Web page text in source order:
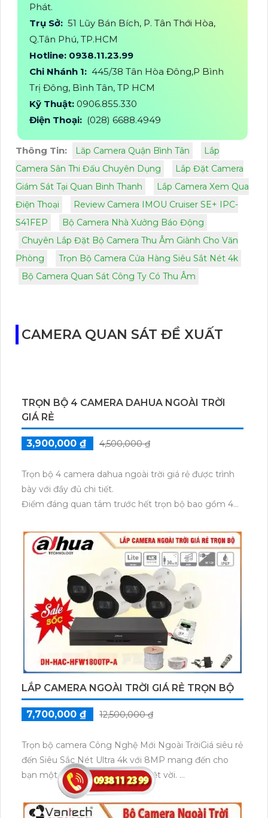
Phát.
Trụ Sở: 51 Lũy Bán Bích, P. Tân Thới Hòa,
Q.Tân Phú, TP.HCM
Hotline: 0938.11.23.99
Chi Nhánh 1: 445/38 Tân Hòa Đông,P Bình
Trị Đông, Bình Tân, TP HCM
Kỹ Thuật: 0906.855.330
Điện Thoại: (028) 6688.4949
Thông Tin: Lăp Camera Quận Bình Tân
Lắp
Camera Sân Thi Đấu Chuyên Dụng
Lắp Đặt Camera
Giám Sát Tại Quan Binh Thanh
Lắp Camera Xem Qua
Điện Thoại
Review Camera IMOU Cruiser SE+ IPC-
S41FEP
Bộ Camera Nhà Xưởng Báo Động
Chuyên Lắp Đặt Bộ Camera Thu Âm Giành Cho Văn
Phòng
Trọn Bộ Camera Cửa Hàng Siêu Sắt Nét 4k
Bộ Camera Quan Sát Công Ty Có Thu Âm
CAMERA QUAN SÁT ĐỀ XUẤT
TRỌN BỘ 4 CAMERA DAHUA NGOÀI TRỜI
3,900,000 ₫ 4,500,000 ₫
Trọn bộ 4 camera dahua ngoài trời giá rẻ được trình
bày với đầy đủ chi tiết.
Điểm đáng quan tâm trước hết trọn bộ bao gồm 4
camera dahua, được thiết kế để sử dụng ngoài trời
với khả năng chống nước, chống bụi và chịu được
các điều kiện thời tiết khắc nghiệt. Đặc biệt, trọn bộ
này được tích hợp công nghệ AHD, CVI, TVI, BCS
truyền dẫn hình ảnh và âm thanh trên cáp đồng trục.
và sử dụng trọn bộ với nhiều loại thiết bị và hệ thống
khác nhau. Hình ảnh và âm thanh truyền qua cáp
đồng trục trên các camera dahua trong trọn bộ đều
có chất lượng không đổi, không bị mờ hay gãy, Hoàn
toàn tin cậy hiển thị rõ nét và chân thực. trọn bộ